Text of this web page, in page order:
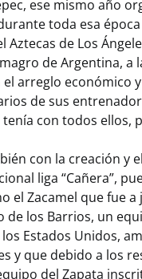
ese mismo año
toda esa
Aztecas de Los
de Argentina,
arreglo económico
de sus
con todos ellos,
con la creación y
liga “Cañera”,
el Zacamel que fue
los Barrios, un
Estados Unidos,
y que debido a los
del Zapata